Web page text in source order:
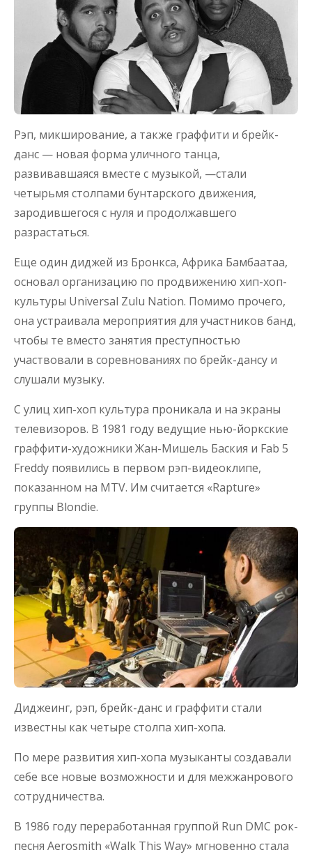
Рэп, микширование, а также граффити и брейк-
данс — новая форма уличного танца,
развивавшаяся вместе с музыкой, —стали
четырьмя столпами бунтарского движения,
зародившегося с нуля и продолжавшего
разрастаться.
Еще один диджей из Бронкса, Африка Бамбаатаа,
основал организацию по продвижению хип-хоп-
культуры Universal Zulu Nation. Помимо прочего,
она устраивала мероприятия для участников банд,
чтобы те вместо занятия преступностью
участвовали в соревнованиях по брейк-дансу и
слушали музыку.
С улиц хип-хоп культура проникала и на экраны
телевизоров. В 1981 году ведущие нью-йоркские
граффити-художники Жан-Мишель Баския и Fab 5
Freddy появились в первом рэп-видеоклипе,
показанном на MTV. Им считается «Rapture»
группы Blondie.
Диджеинг, рэп, брейк-данс и граффити стали
известны как четыре столпа хип-хопа.
По мере развития хип-хопа музыканты создавали
себе все новые возможности и для межжанрового
сотрудничества.
В 1986 году переработанная группой Run DMC рок-
песня Aerosmith «Walk This Way» мгновенно стала